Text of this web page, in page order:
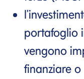
portafoglio
vengono
finanziare